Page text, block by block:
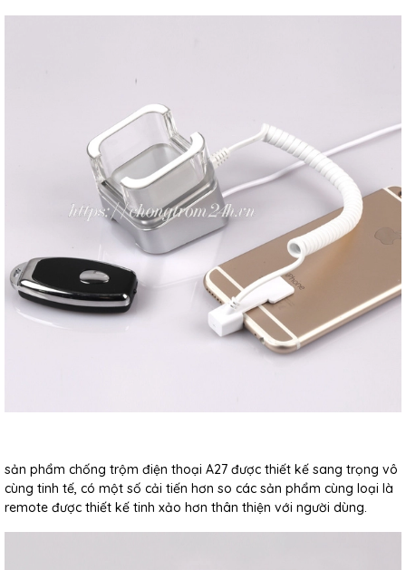
sản phẩm chống trộm điện thoại A27 được thiết kế sang trọng vô
cùng tinh tế, có một số cải tiến hơn so các sản phẩm cùng loại là
remote được thiết kế tinh xảo hơn thân thiện với người dùng.